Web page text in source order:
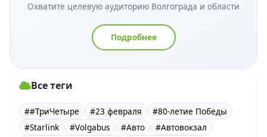
Охватите целевую аудиторию Волгограда и области
Подробнее
Все теги
##ТриЧетыре #23 февраля
#80-летие Победы
#Starlink
#Volgabus #Авто
#Автовокзал